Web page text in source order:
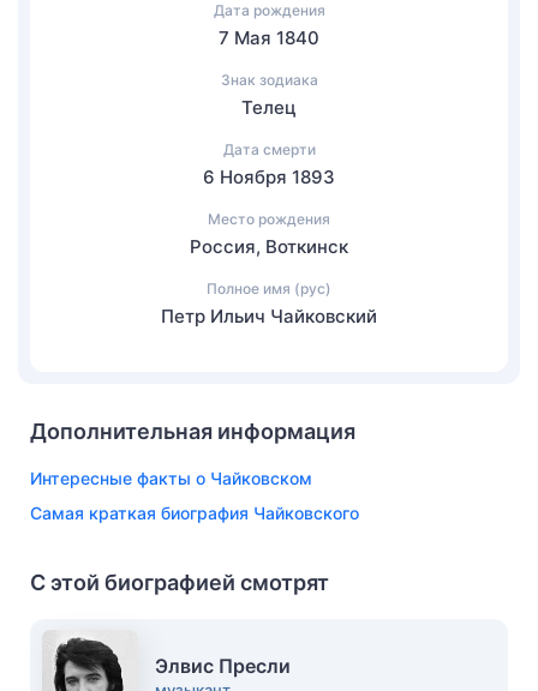
Дата рождения
7 Мая 1840
Знак зодиака
Телец
Дата смерти
6 Ноября 1893
Место рождения
Россия, Воткинск
Полное имя (рус)
Петр Ильич Чайковский
Дополнительная информация
Интересные факты о Чайковском
Самая краткая биография Чайковского
С этой биографией смотрят
Элвис Пресли